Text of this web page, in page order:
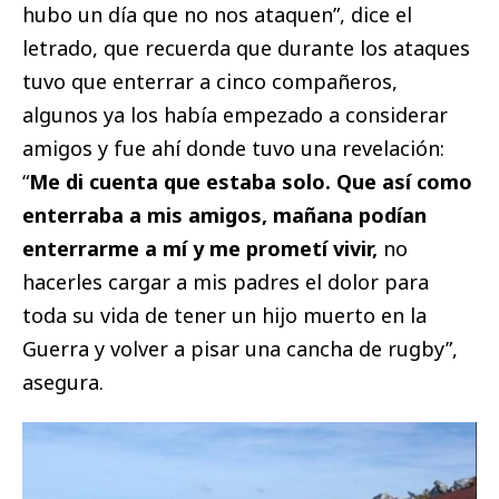
hubo un día que no nos ataquen”, dice el
letrado, que recuerda que durante los ataques
tuvo que enterrar a cinco compañeros,
algunos ya los había empezado a considerar
amigos y fue ahí donde tuvo una revelación:
“Me di cuenta que estaba solo. Que así como
enterraba a mis amigos, mañana podían
enterrarme a mí y me prometí vivir, no
hacerles cargar a mis padres el dolor para
toda su vida de tener un hijo muerto en la
Guerra y volver a pisar una cancha de rugby”,
asegura.